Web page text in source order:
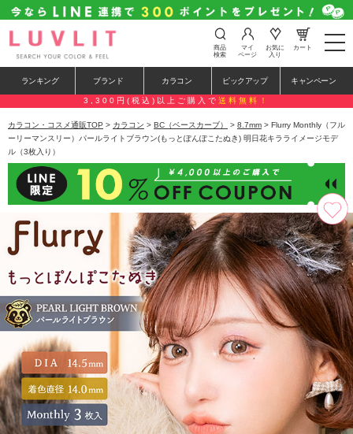
t
o
e
n
a
v
t
i
o
n
商品
検索
マイ
ページ
お気に
入り
カート
ランキング ブランド カラコン ピックアップ キャンペーン
3,300円(税込)以上ご購入で 送料無料！
カラコン・コスメ通販TOP > カラコン > BC（ベースカーブ） > 8.7mm > Flurry Monthly（フル
ーリーマンスリー）パールライトブラウン(もっとぽんぽこたぬき) 明日花キラライメージモデ
ル（3枚入り）